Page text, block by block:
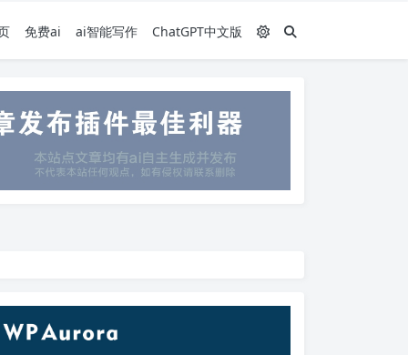
免费ai ai智能写作 ChatGPT中文版